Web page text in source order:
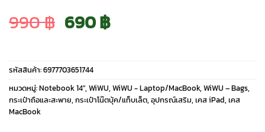
990฿ Original
price
was:
690฿Current
price
is:
รหัสสินค้า:6977703651744
หมวดหมู่:Notebook 14", WiWU, WiWU - Laptop/MacBook, WiWU – Bags,
กระเป๋าถือและสะพาย, กระเป๋าโน๊ตบุ้ค/แท็บเล็ต, อุปกรณ์เสริม, เคส iPad, เคส
MacBook